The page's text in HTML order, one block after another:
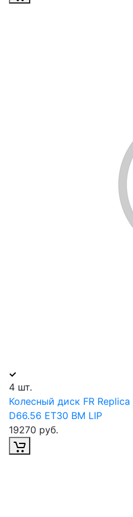
4 шт.
Колесный диск FR
D66.56 ET30 BM LIP
19270 руб.